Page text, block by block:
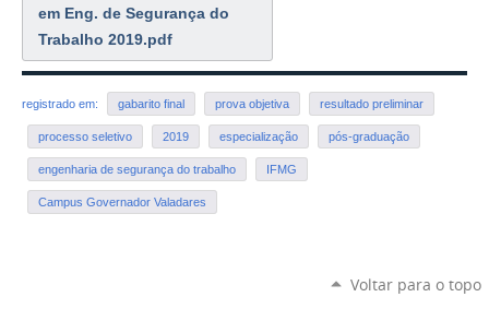
em Eng. de Segurança do
Trabalho 2019.pdf
registrado em: gabarito final prova objetiva resultado preliminar
processo seletivo 2019 especialização pós-graduação
engenharia de segurança do trabalho IFMG
Campus Governador Valadares
Voltar para o topo